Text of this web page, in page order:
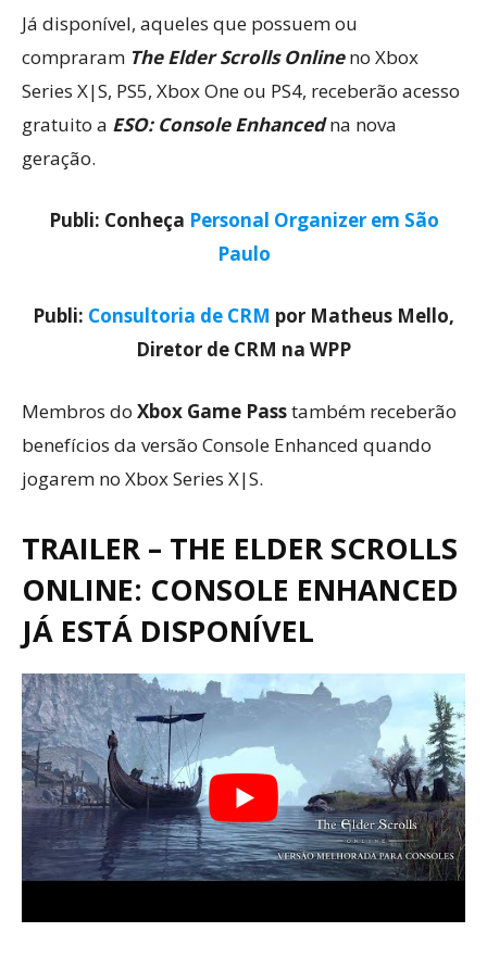
Já disponível, aqueles que possuem ou
compraram The Elder Scrolls Onlineno Xbox
Series X|S, PS5, Xbox One ou PS4, receberão acesso
gratuito a ESO: Console Enhanced na nova
geração.
Publi: Conheça Personal Organizer em São
Paulo
Publi: Consultoria de CRM por Matheus Mello,
Diretor de CRM na WPP
Membros do Xbox Game Passtambém receberão
benefícios da versão Console Enhanced quando
jogarem no Xbox Series X|S.
TRAILER – THE ELDER SCROLLS
ONLINE: CONSOLE ENHANCED
JÁ ESTÁ DISPONÍVEL